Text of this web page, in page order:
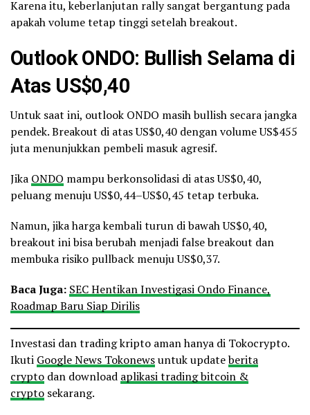
Karena itu, keberlanjutan rally sangat bergantung pada
apakah volume tetap tinggi setelah breakout.
Outlook ONDO: Bullish Selama di
Atas US$0,40
Untuk saat ini, outlook ONDO masih bullish secara jangka
pendek. Breakout di atas US$0,40 dengan volume US$455
juta menunjukkan pembeli masuk agresif.
Jika ONDO mampu berkonsolidasi di atas US$0,40,
peluang menuju US$0,44–US$0,45 tetap terbuka.
Namun, jika harga kembali turun di bawah US$0,40,
breakout ini bisa berubah menjadi false breakout dan
membuka risiko pullback menuju US$0,37.
Baca Juga: SEC Hentikan Investigasi Ondo Finance,
Roadmap Baru Siap Dirilis
Investasi dan trading kripto aman hanya di Tokocrypto.
Ikuti Google News Tokonewsuntuk updateberita
crypto dan download aplikasi trading bitcoin &
crypto sekarang.